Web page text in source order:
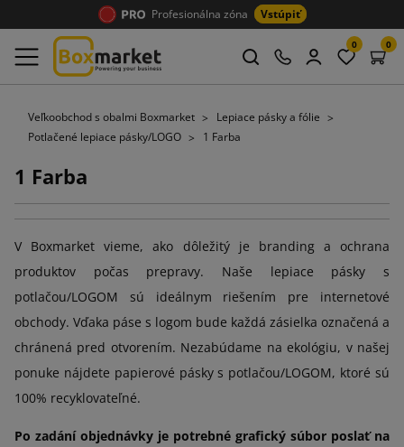
Profesionálna zóna Vstúpiť
0 0
Veľkoobchod s obalmi Boxmarket
Lepiace pásky a fólie
Potlačené lepiace pásky/LOGO
1 Farba
1 Farba
V Boxmarket vieme, ako dôležitý je branding a ochrana
produktov počas prepravy. Naše lepiace pásky s
potlačou/LOGOM sú ideálnym riešením pre internetové
obchody. Vďaka páse s logom bude každá zásielka označená a
chránená pred otvorením. Nezabúdame na ekológiu, v našej
ponuke nájdete papierové pásky s potlačou/LOGOM, ktoré sú
100% recyklovateľné.
Po zadání objednávky je potrebné grafický súbor poslať na